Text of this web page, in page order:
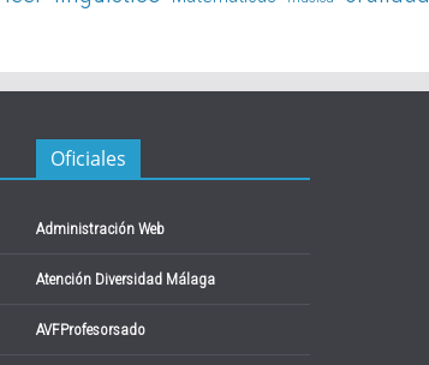
Oficiales
Administración Web
Atención Diversidad Málaga
AVFProfesorsado